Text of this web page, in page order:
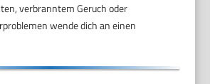
verbranntem Geruch oder
wende dich an einen